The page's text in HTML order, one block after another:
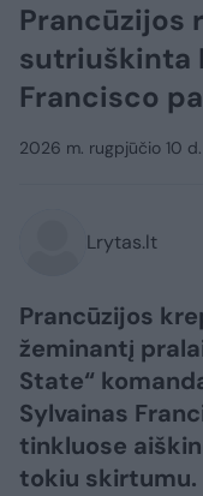
Prancūzijos
sutriuškinta
Francisco
2026 m. rugpjūčio 10 d.
Lrytas.lt
Prancūzijos
žeminantį
State“
Sylvainas
tinkluose
tokiu skirtumu.